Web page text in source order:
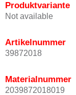
Produktvariante
Not available
Artikelnummer
39872018
Materialnummer
2039872018019